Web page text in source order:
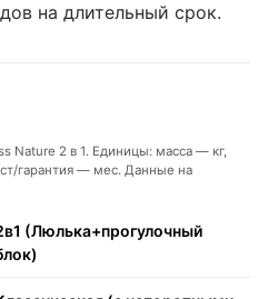
на длительный срок.
Nature 2 в 1. Единицы: масса — кг,
гарантия — мес. Данные на
(Люлька+прогулочный